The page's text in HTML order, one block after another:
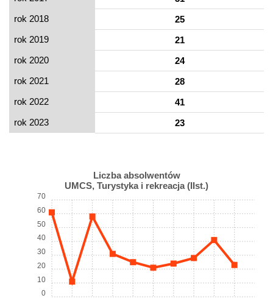
rok 2018
25
rok 2019
21
rok 2020
24
rok 2021
28
rok 2022
41
rok 2023
23
Liczba absolwentów
UMCS, Turystyka i rekreacja (IIst.)
0
10
20
30
40
50
60
70